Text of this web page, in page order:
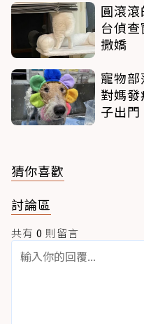
圓滾
台偵
撒嬌
寵物
對媽
子出
猜你喜歡
討論區
共有 0 則留言